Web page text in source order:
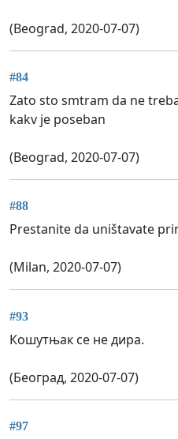
(Beograd, 2020-07-07)
#84
Zato sto smtram da ne
kakv je poseban
(Beograd, 2020-07-07)
#88
Prestanite da uništavate
(Milan, 2020-07-07)
#93
Кошутњак се не дира.
(Београд, 2020-07-07)
#97